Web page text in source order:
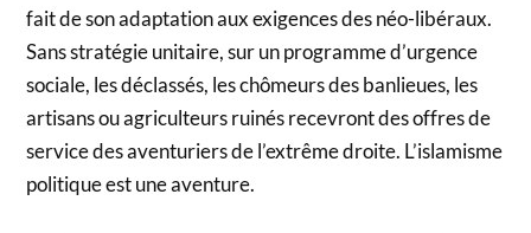
fait de son adaptation aux exigences des néo-libéraux.
Sans stratégie unitaire, sur un programme d’urgence
sociale, les déclassés, les chômeurs des banlieues, les
artisans ou agriculteurs ruinés recevront des offres de
service des aventuriers de l’extrême droite. L’islamisme
politique est une aventure.